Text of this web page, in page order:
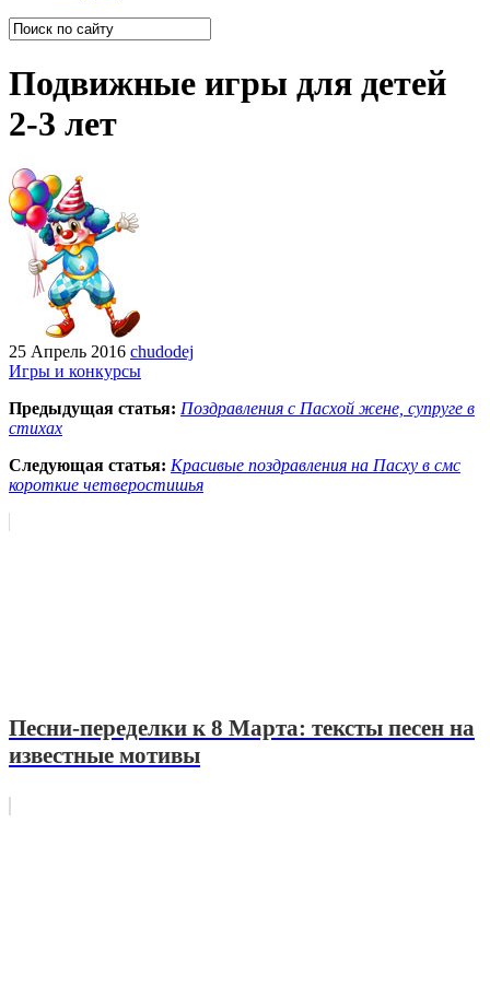
Подвижные игры для детей
2-3 лет
25 Апрель 2016 chudodej
Игры и конкурсы
Предыдущая статья: Поздравления с Пасхой жене, супруге в
стихах
Следующая статья: Красивые поздравления на Пасху в смс
короткие четверостишья
Песни-переделки к 8 Марта: тексты песен на
известные мотивы